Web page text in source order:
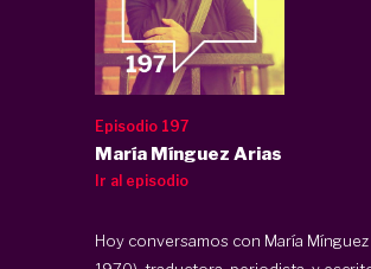
Episodio 197
María Mínguez Arias
Ir al episodio
Hoy conversamos con María